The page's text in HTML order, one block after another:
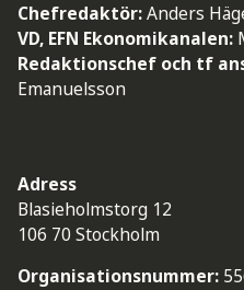
Chefredaktör:Anders
VD, EFN Ekonomikanalen:
Redaktionschef och tf
Emanuelsson
Adress
Blasieholmstorg 12
106 70 Stockholm
Organisationsnummer: